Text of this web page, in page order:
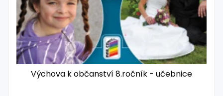
Výchova k občanství 8.ročník - učebnice